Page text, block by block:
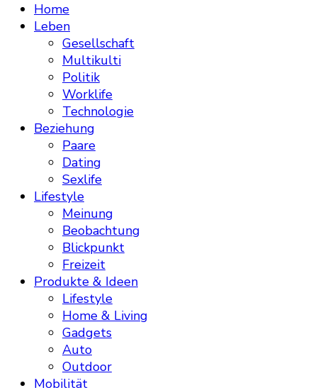
Home
Leben
Gesellschaft
Multikulti
Politik
Worklife
Technologie
Beziehung
Paare
Dating
Sexlife
Lifestyle
Meinung
Beobachtung
Blickpunkt
Freizeit
Produkte & Ideen
Lifestyle
Home & Living
Gadgets
Auto
Outdoor
Mobilität